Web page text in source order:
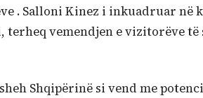
. Salloni Kinez i inkuadruar në
terheq vemendjen e vizitorëve të
Shqipërinë si vend me